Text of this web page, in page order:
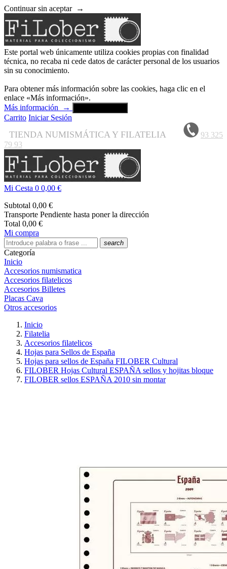
Continuar sin aceptar →
Este portal web únicamente utiliza cookies propias con finalidad
técnica, no recaba ni cede datos de carácter personal de los usuarios
sin su conocimiento.
Para obtener más información sobre las cookies, haga clic en el
enlace «Más información».
Más información
→
Carrito Iniciar Sesión
TIENDA NUMISMÁTICA Y FILATELIA
93 325
79 93
Mi Cesta 0 0,00 €
Subtotal 0,00 €
Transporte Pendiente hasta poner la dirección
Total 0,00 €
Mi compra
search
Categoría
Inicio
Accesorios numismatica
Accesorios filatelicos
Accesorios Billetes
Placas Cava
Otros accesorios
Inicio
Filatelia
Accesorios filatelicos
Hojas para Sellos de España
Hojas para sellos de España FILOBER Cultural
FILOBER Hojas Cultural ESPAÑA sellos y hojitas bloque
FILOBER sellos ESPAÑA 2010 sin montar